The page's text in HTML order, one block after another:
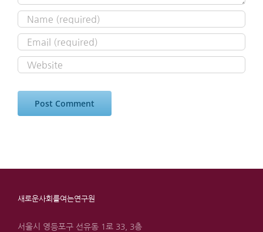
새로운사회를여는연구원
서울시 영등포구 선유동 1로 33, 3층